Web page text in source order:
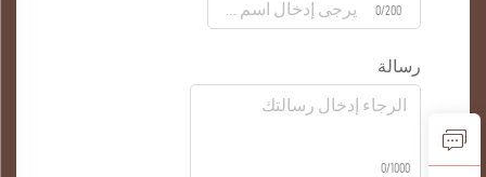
0/200
رسالة
0/1000